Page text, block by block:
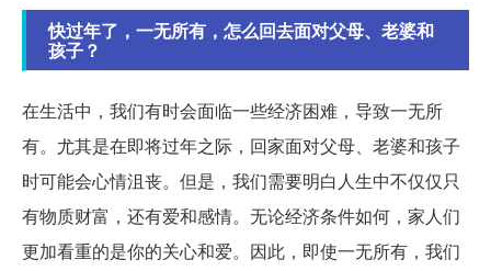
快过年了，一无所有，怎么回去面对父母、老婆和
孩子？
在生活中，我们有时会面临一些经济困难，导致一无所
有。尤其是在即将过年之际，回家面对父母、老婆和孩子
时可能会心情沮丧。但是，我们需要明白人生中不仅仅只
有物质财富，还有爱和感情。无论经济条件如何，家人们
更加看重的是你的关心和爱。因此，即使一无所有，我们